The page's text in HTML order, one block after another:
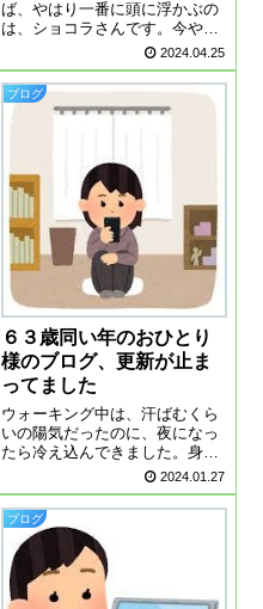
ば、やはり一番に頭に浮かぶの
は、ショコラさんです。今やエ
ッセーも書かれている著名人に
なられています。シニアブログ
ブームの火付け役になったの
も、もしかしたらショコラさん
2024.04.25
ブログ
６３歳同い年のおひとり
様のブログ、更新が止ま
ってました
ウォーキング中は、汗ばむくら
いの陽気だったのに、夜になっ
たら冷え込んできました。身体
が寒いと心まで寒くなるので、
暖房入れました。そういえば今
年の冬は、加湿器を使っていま
せん。だから肌が乾燥してきた
のかもしれません。無事、仕事
に復帰できたのは...
2024.01.27
ブログ